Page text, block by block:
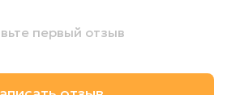
первый отзыв